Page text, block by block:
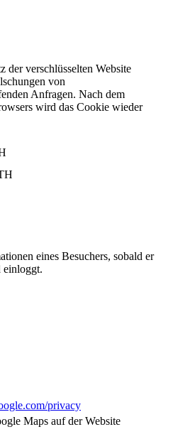
der verschlüsselten Website
von
Anfragen. Nach dem
wird das Cookie wieder
eines Besuchers, sobald er
einloggt.
privacy
Maps auf der Website